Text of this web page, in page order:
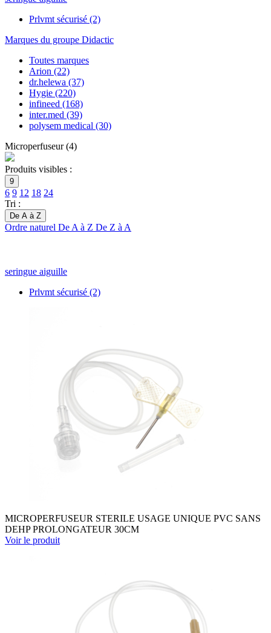
Prlvmt sécurisé (2)
Marques du groupe Didactic
Toutes marques
Arion (22)
dr.helewa (37)
Hygie (220)
infineed (168)
inter.med (39)
polysem medical (30)
Microperfuseur(4)
Produits visibles :
9
6 9 12 18 24
Tri :
De A à Z
Ordre naturel De A à Z De Z à A
seringue aiguille
Prlvmt sécurisé (2)
MICROPERFUSEUR STERILE USAGE UNIQUE PVC SANS
DEHP PROLONGATEUR 30CM
Voir le produit